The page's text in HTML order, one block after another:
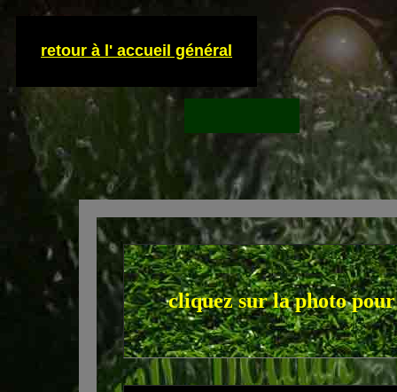
retour à l' accueil général
cliquez sur la photo